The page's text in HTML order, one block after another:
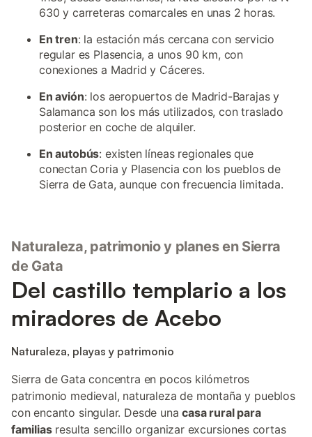
630 y carreteras comarcales en unas 2 horas.
En tren: la estación más cercana con servicio
regular es Plasencia, a unos 90 km, con
conexiones a Madrid y Cáceres.
En avión: los aeropuertos de Madrid-Barajas y
Salamanca son los más utilizados, con traslado
posterior en coche de alquiler.
En autobús: existen líneas regionales que
conectan Coria y Plasencia con los pueblos de
Sierra de Gata, aunque con frecuencia limitada.
Naturaleza, patrimonio y planes en Sierra
de Gata
Del castillo templario a los
miradores de Acebo
Naturaleza, playas y patrimonio
Sierra de Gata concentra en pocos kilómetros
patrimonio medieval, naturaleza de montaña y pueblos
con encanto singular. Desde unacasa rural para
familiasresulta sencillo organizar excursiones cortas